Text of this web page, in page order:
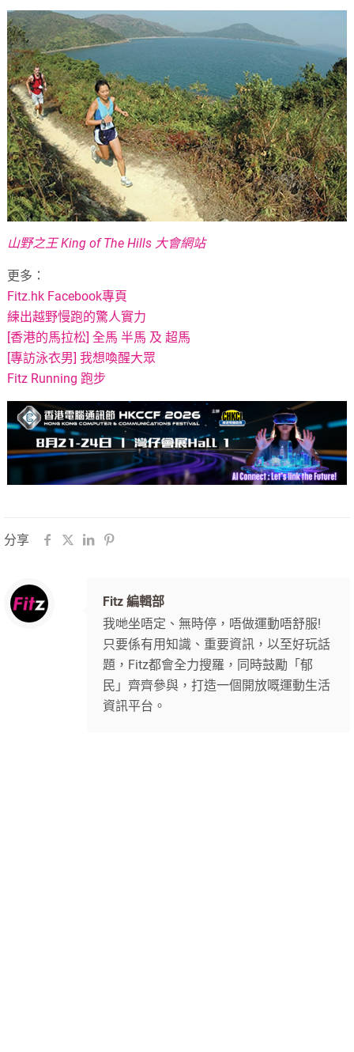
山野之王 King of The Hills 大會網站
更多：
Fitz.hk Facebook專頁
練出越野慢跑的驚人實力
[香港的馬拉松] 全馬 半馬 及 超馬
[專訪泳衣男] 我想喚醒大眾
Fitz Running 跑步
分享
Fitz 編輯部
我哋坐唔定、無時停，唔做運動唔舒服!
只要係有用知識、重要資訊，以至好玩話
題，Fitz都會全力搜羅，同時鼓勵「郁
民」齊齊參與，打造一個開放嘅運動生活
資訊平台。